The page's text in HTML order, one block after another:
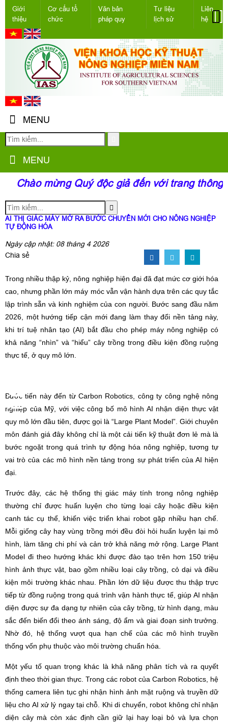
Giới
thiệu
Cơ cấu tổ
chức
Văn bản
pháp quy
Tư liệu
lịch sử
Liên
hệ
MENU
MENU
Chào mừng Quý độc giả đến với trang thông
AI THỊ GIÁC MÁY MỞ RA BƯỚC CHUYỂN MỚI CHO NÔNG NGHIỆP
TỰ ĐỘNG HÓA
Ngày cập nhật: 08 tháng 4 2026
Chia sẻ
Trong nhiều thập kỷ, nông nghiệp hiện đại đã đạt mức cơ giới hóa
cao, nhưng phần lớn máy móc vẫn vận hành dựa trên các quy tắc
lập trình sẵn và kinh nghiệm của con người. Bước sang đầu năm
2026, một hướng tiếp cận mới đang làm thay đổi nền tảng này,
khi trí tuệ nhân tạo (AI) bắt đầu cho phép máy nông nghiệp có
khả năng “nhìn” và “hiểu” cây trồng trong điều kiện đồng ruộng
thực tế, ở quy mô lớn.
Bước tiến này đến từ Carbon Robotics, công ty công nghệ nông
nghiệp của Mỹ, với việc công bố mô hình AI nhận diện thực vật
quy mô lớn đầu tiên, được gọi là “Large Plant Model”. Giới chuyên
môn đánh giá đây không chỉ là một cải tiến kỹ thuật đơn lẻ mà là
bước ngoặt trong quá trình tự động hóa nông nghiệp, tương tự
vai trò của các mô hình nền tảng trong sự phát triển của AI hiện
đại.
Trước đây, các hệ thống thị giác máy tính trong nông nghiệp
thường chỉ được huấn luyện cho từng loại cây hoặc điều kiện
canh tác cụ thể, khiến việc triển khai robot gặp nhiều hạn chế.
Mỗi giống cây hay vùng trồng mới đều đòi hỏi huấn luyện lại mô
hình, làm tăng chi phí và cản trở khả năng mở rộng. Large Plant
Model đi theo hướng khác khi được đào tạo trên hơn 150 triệu
hình ảnh thực vật, bao gồm nhiều loại cây trồng, cỏ dại và điều
kiện môi trường khác nhau. Phần lớn dữ liệu được thu thập trực
tiếp từ đồng ruộng trong quá trình vận hành thực tế, giúp AI nhận
diện được sự đa dạng tự nhiên của cây trồng, từ hình dạng, màu
sắc đến biến đổi theo ánh sáng, độ ẩm và giai đoạn sinh trưởng.
Nhờ đó, hệ thống vượt qua hạn chế của các mô hình truyền
thống vốn phụ thuộc vào môi trường chuẩn hóa.
Một yếu tố quan trọng khác là khả năng phân tích và ra quyết
định theo thời gian thực. Trong các robot của Carbon Robotics, hệ
thống camera liên tục ghi nhận hình ảnh mặt ruộng và truyền dữ
liệu cho AI xử lý ngay tại chỗ. Khi di chuyển, robot không chỉ nhận
diện cây mà còn xác định cần giữ lại hay loại bỏ và lựa chọn